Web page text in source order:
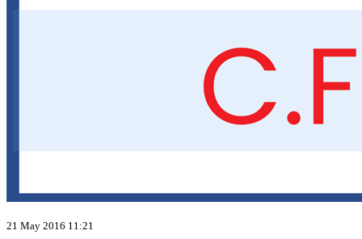
21 May 2016 11:21